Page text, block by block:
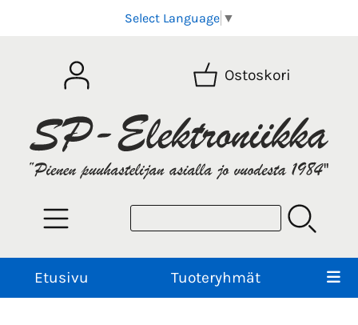
Select Language ▼
Ostoskori
Etusivu Tuoteryhmät